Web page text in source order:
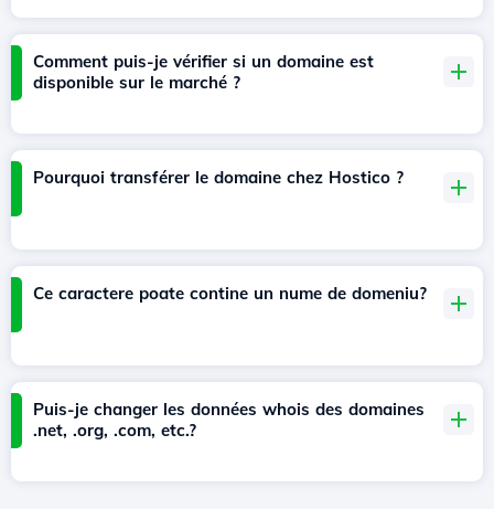
Comment puis-je vérifier si un domaine est
disponible sur le marché ?
Pourquoi transférer le domaine chez Hostico ?
Ce caractere poate contine un nume de domeniu?
Puis-je changer les données whois des domaines
.net, .org, .com, etc.?